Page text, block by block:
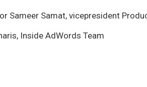
Sameer Samat, vicepresident
Inside AdWords Team